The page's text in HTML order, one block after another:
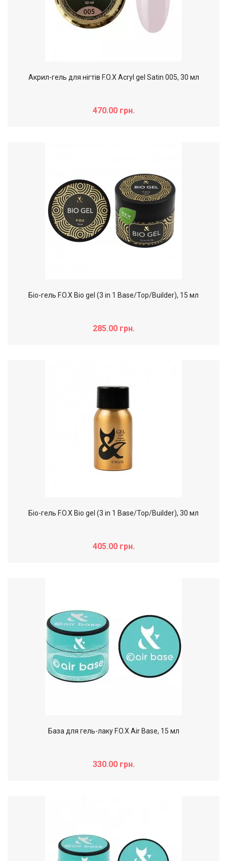
Акрил-гель для нігтів F.O.X Acryl gel Satin 005, 30 мл
470.00 грн.
Біо-гель F.O.X Bio gel (3 in 1 Base/Top/Builder), 15 мл
285.00 грн.
Біо-гель F.O.X Bio gel (3 in 1 Base/Top/Builder), 30 мл
405.00 грн.
База для гель-лаку F.O.X Air Base, 15 мл
330.00 грн.